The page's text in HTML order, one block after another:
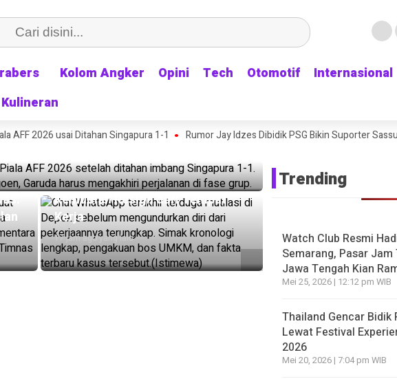
Kolom Angker Opini Tech Otomotif Internasional
Kulineran
Kolom Angker Opini Tech Otomotif Internasional
Kulineran
2026 usai Ditahan Singapura 1-1 Rumor Jay Idzes Dibidik PSG Bikin Suporter
1-1
Chat WhatsApp Terakhir Terduga
Mutilasi Depok Terungkap, Sehari
Kemudian Resign dari Tempat
Kerja
17 jam ago yang lalu
HEADLINE
Isu Kapolri Diganti
Belum Ada
Trending
Watch Club Resmi
Semarang, Pasar Jam
Jawa Tengah Kian
Mei 25, 2026 | 12:12 pm WIB
Thailand Gencar Bidik
Lewat Festival
2026
Mei 20, 2026 | 7:04 pm WIB